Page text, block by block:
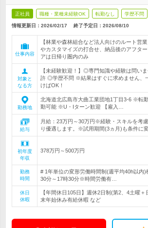
正社員 職種・業種未経験OK 転勤なし 学歴不問
情報更新日：2026/02/17 終了予定日： 2026/08/10
仕事内容
【林業や森林組合など法人向けのルート営
やカスタマイズの打合せ、納品後のアフタ
アは日帰り圏内のみ
対象と
なる方
【未経験歓迎！】◎専門知識や経験は問い
許 ◎学歴不問 ※結果はすぐに求めません、
けばOK！
勤務地
北海道北広島市大曲工業団地1丁目3-6 ※転
勤可能 ※U・Iターン歓迎 【雇入…
給与
月給：23万円～30万円※経験・スキルを考
り優遇します。※試用期間(3ヵ月)も条件に
初年度
年収
378万円～500万円
勤務
時間
# 1年単位の変形労働時間制(週平均40h以内)
30分～17時30分※時間労働有…
休日
休暇
【年間休日105日】週休2日制(第2、4土曜
末年始休み有給休暇 など